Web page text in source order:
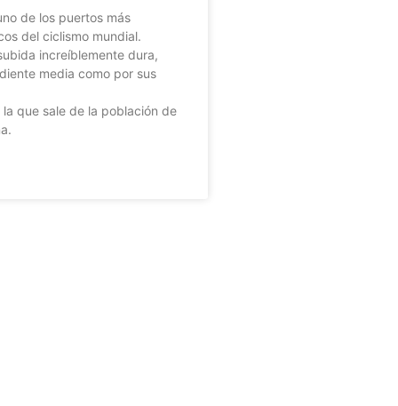
de los puertos más
del ciclismo mundial.
increíblemente dura,
media como por sus
que sale de la población de